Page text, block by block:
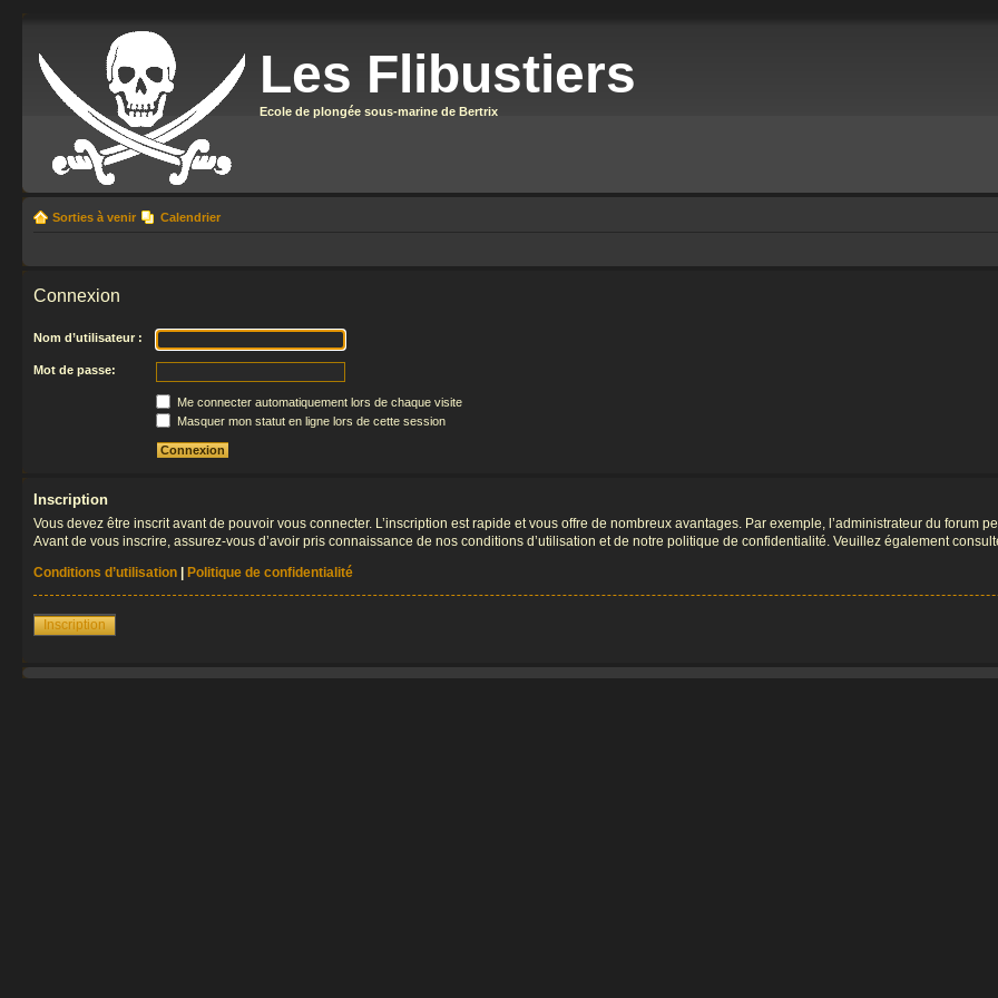
Les Flibustiers
Ecole de plongée sous-marine de Bertrix
Sorties à venir Calendrier
Connexion
Nom d’utilisateur :
Mot de passe:
Me connecter automatiquement lors de chaque visite
Masquer mon statut en ligne lors de cette session
Inscription
Vous devez être inscrit avant de pouvoir vous connecter. L’inscription est rapide et vous offre de nombreux avantages. Par exemple, l’administrateur du forum
Avant de vous inscrire, assurez-vous d’avoir pris connaissance de nos conditions d’utilisation et de notre politique de confidentialité. Veuillez également
Conditions d’utilisation
Politique de confidentialité
Inscription